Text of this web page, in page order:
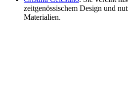
zeitgenössischem Design und
Materialien.